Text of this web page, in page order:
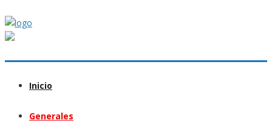
Inicio
Generales